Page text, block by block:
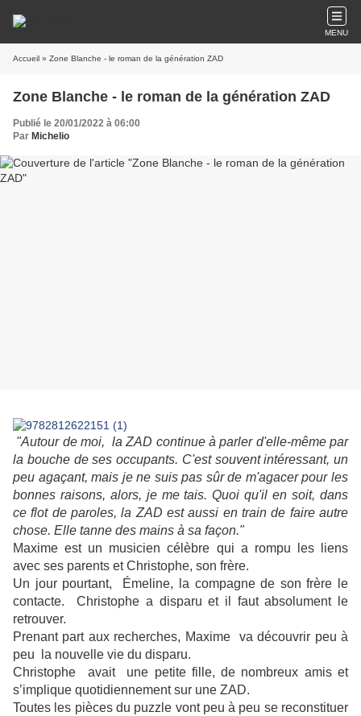
MENU
Accueil » Zone Blanche - le roman de la génération ZAD
Zone Blanche - le roman de la génération ZAD
Publié le 20/01/2022 à 06:00
Par Michelio
"Autour de moi, la ZAD continue à parler d'elle-même par
la bouche de ses occupants. C'est souvent intéressant, un
peu agaçant, mais je ne suis pas sûr de m'agacer pour les
bonnes raisons, alors, je me tais. Quoi qu'il en soit, dans
ce flot de paroles, la ZAD est aussi en train de faire autre
chose. Elle tanne des mains à sa façon."
Maxime est un musicien célèbre qui a rompu les liens
avec ses parents et Christophe, son frère.
Un jour pourtant, Émeline, la compagne de son frère le
contacte.Christophe a disparu et il faut absolument le
retrouver.
Prenant part aux recherches, Maxime va découvrir peu à
peu la nouvelle vie du disparu.
Christophe
avait une petite fille, de nombreux amis et
s’implique quotidiennement sur une ZAD.
Toutes les pièces du puzzle vont peu à peu se reconstituer